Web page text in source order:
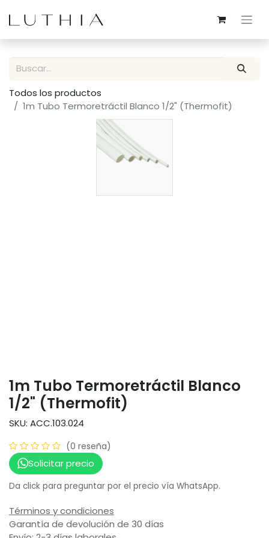
Todos los productos
1m Tubo Termoretráctil Blanco 1/2" (Thermofit)
1m Tubo Termoretráctil Blanco
1/2" (Thermofit)
SKU: ACC.103.024
(0 reseña)
Solicitar precio
Da click para preguntar por el precio vía WhatsApp.
Términos y condiciones
Garantía de devolución de 30 días